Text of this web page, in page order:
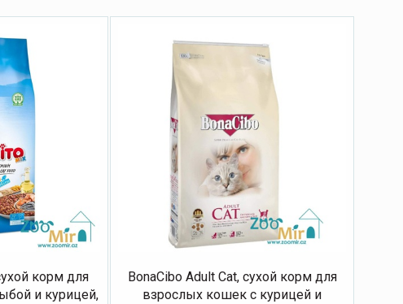
корм для
и курицей,
BonaCibo Adult Cat, сухой корм для
взрослых кошек с курицей и